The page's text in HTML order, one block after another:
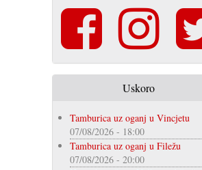
Uskoro
Tamburica uz oganj u Vincjetu
07/08/2026 - 18:00
Tamburica uz oganj u Filežu
07/08/2026 - 20:00